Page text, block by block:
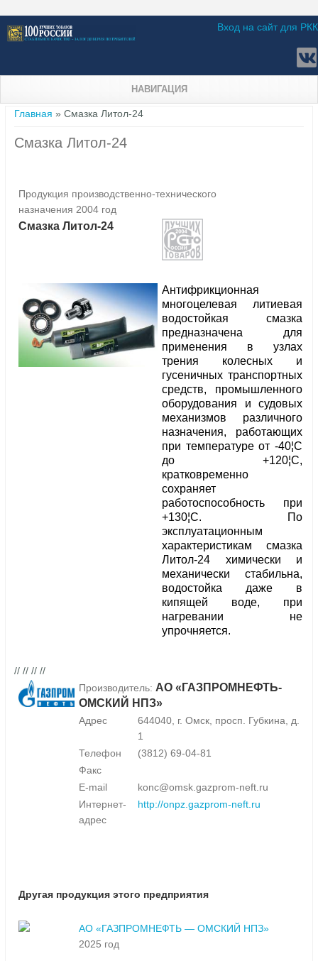
Вход на сайт для РКК
НАВИГАЦИЯ
Вы здесь
Главная » Смазка Литол-24
Смазка Литол-24
Продукция производственно-технического
назначения 2004 год
Смазка Литол-24
Антифрикционная
многоцелевая литиевая
водостойкая смазка
предназначена для
применения в узлах
трения колесных и
гусеничных транспортных
средств, промышленного
оборудования и судовых
механизмов различного
назначения, работающих
при температуре от -40¦С
до +120¦С,
кратковременно
сохраняет
работоспособность при
+130¦С. По
эксплуатационным
характеристикам смазка
Литол-24 химически и
механически стабильна,
водостойка даже в
кипящей воде, при
нагревании не
упрочняется.
// // // //
Производитель: АО «ГАЗПРОМНЕФТЬ-
ОМСКИЙ НПЗ»
Адрес
644040, г. Омск, просп. Губкина, д.
1
Телефон
(3812) 69-04-81
Факс
E-mail
konc@omsk.gazprom-neft.ru
Интернет-
адрес
http://onpz.gazprom-neft.ru
Другая продукция этого предприятия
АО «ГАЗПРОМНЕФТЬ — ОМСКИЙ НПЗ»
2025 год